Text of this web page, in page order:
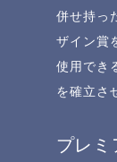
併せ持っ
ザイン賞
使用でき
を確立さ
プレミ